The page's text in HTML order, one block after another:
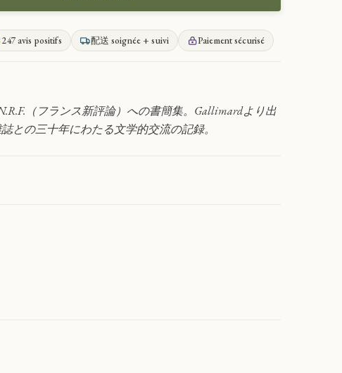
247 avis positifs 配送 soignée + suivi Paiement sécurisé
（フランス新評論）への書簡集。Gallimardより出
との三十年にわたる文学的交流の記録。